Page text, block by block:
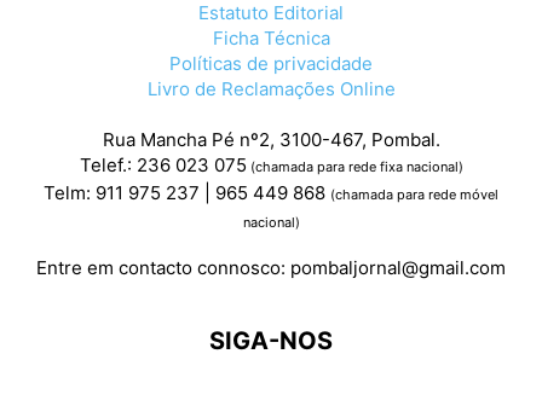
Estatuto Editorial
Ficha Técnica
Políticas de privacidade
Livro de Reclamações Online
Rua Mancha Pé nº2, 3100-467, Pombal.
Telef.: 236 023 075 (chamada para rede fixa nacional)
Telm: 911 975 237 | 965 449 868 (chamada para rede móvel
nacional)
Entre em contacto connosco: pombaljornal@gmail.com
SIGA-NOS